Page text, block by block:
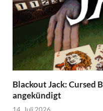
Blackout Jack: Cursed
angekündigt